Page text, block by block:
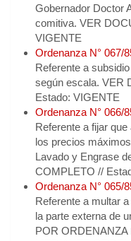
Gobernador Doctor
comitiva. VER
VIGENTE
Ordenanza N° 067/
Referente a
según escala. VER
Estado: VIGENTE
Ordenanza N° 066/
Referente a fijar
los precios
Lavado y Engrase
COMPLETO //
Ordenanza N° 065/
Referente a multar
la parte externa de
POR ORDENANZA